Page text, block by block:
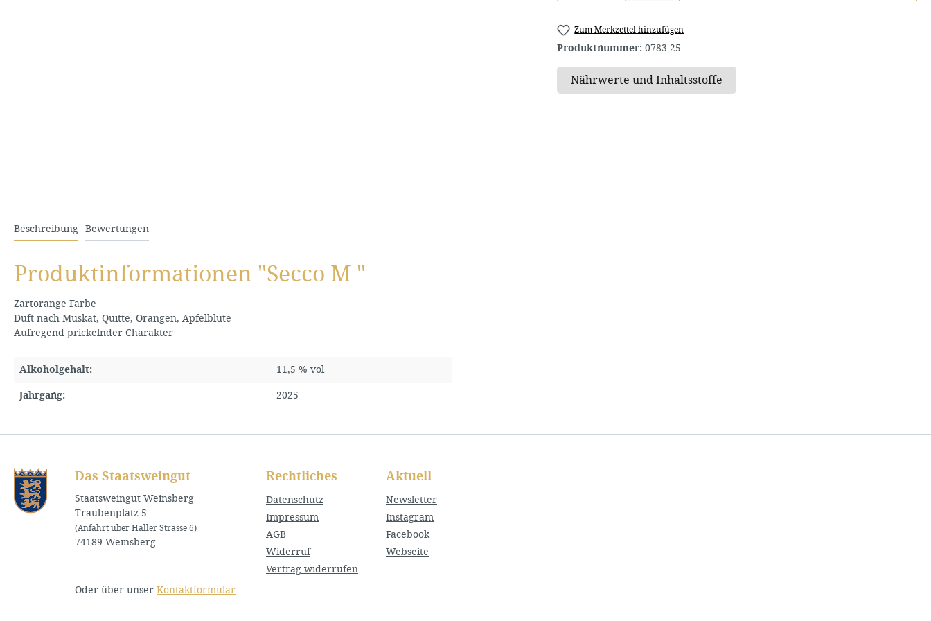
Zum Merkzettel hinzufügen
Produktnummer: 0783-25
Beschreibung Bewertungen
Produktinformationen "Secco M "
Zartorange Farbe
Duft nach Muskat, Quitte, Orangen, Apfelblüte
Aufregend prickelnder Charakter
Alkoholgehalt: 11,5 % vol
Jahrgang: 2025
Das Staatsweingut
Staatsweingut Weinsberg
Traubenplatz 5
(Anfahrt über Haller Strasse 6)
74189 Weinsberg
Oder über unser Kontaktformular.
Rechtliches
Datenschutz
Impressum
AGB
Widerruf
Vertrag widerrufen
Aktuell
Newsletter
Instagram
Facebook
Webseite